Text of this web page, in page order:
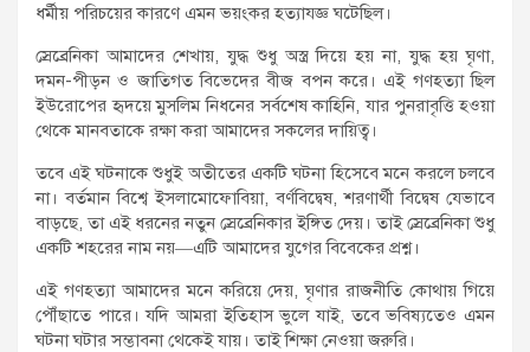
ধর্মীয় পরিচয়ের কারণে এমন ভয়ংকর হত্যাযজ্ঞ ঘটেছিল।
স্রেব্রেনিকা আমাদের শেখায়, যুদ্ধ শুধু অস্ত্র দিয়ে হয় না, যুদ্ধ হয় ঘৃণা,
দমন-পীড়ন ও জাতিগত বিভেদের বীজ বপন করে। এই গণহত্যা ছিল
ইউরোপের হৃদয়ে মুসলিম নিধনের সর্বশেষ কাহিনি, যার পুনরাবৃত্তি হওয়া
থেকে মানবতাকে রক্ষা করা আমাদের সকলের দায়িত্ব।
তবে এই ঘটনাকে শুধুই অতীতের একটি ঘটনা হিসেবে মনে করলে চলবে
না। বর্তমান বিশ্বে ইসলামোফোবিয়া, বর্ণবিদ্বেষ, শরণার্থী বিদ্বেষ যেভাবে
বাড়ছে, তা এই ধরনের নতুন স্রেব্রেনিকার ইঙ্গিত দেয়। তাই স্রেব্রেনিকা শুধু
একটি শহরের নাম নয়—এটি আমাদের যুগের বিবেকের প্রশ্ন।
এই গণহত্যা আমাদের মনে করিয়ে দেয়, ঘৃণার রাজনীতি কোথায় গিয়ে
পৌঁছাতে পারে। যদি আমরা ইতিহাস ভুলে যাই, তবে ভবিষ্যতেও এমন
ঘটনা ঘটার সম্ভাবনা থেকেই যায়। তাই শিক্ষা নেওয়া জরুরি।